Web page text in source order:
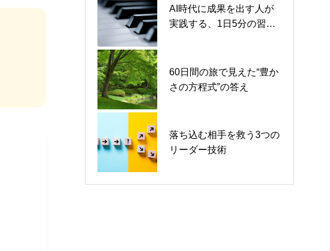
AI時代に成果を出す人が
実践する、1日5分の習慣
60日間の旅で見えた“豊か
さの方程式”の答え
落ち込む相手を救う3つの
リーダー技術
う！
S1 #011｜【再定義】出来
事を繋げない。出来事は
【🎲ミッション005】おう
ちの空気を一瞬で変える
略せよ♪
【🎲ミッション003】ママ
がゆるめばおうちも変わ
う！
S1 #011｜【再定義】出来
事を繋げない。出来事は
【🎲ミッション005】おう
ちの空気を一瞬で変える
略せよ♪
【🎲ミッション003】ママ
がゆるめばおうちも変わ